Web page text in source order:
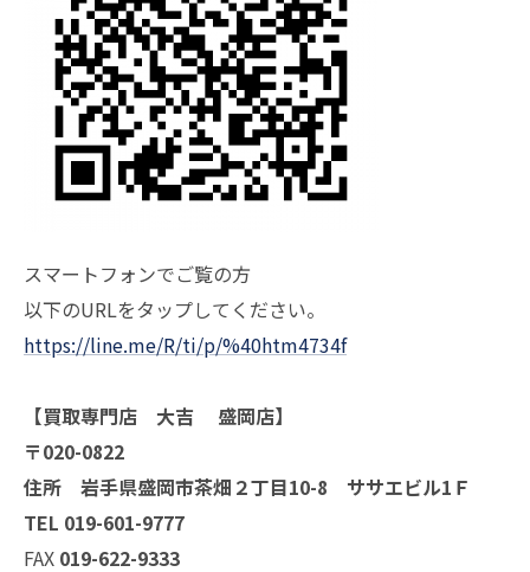
スマートフォンでご覧の方
以下のURLをタップしてください。
https://line.me/R/ti/p/%40htm4734f
【買取専門店 大吉 盛岡店】
〒020-0822
住所 岩手県盛岡市茶畑２丁目10-8 ササエビル1Ｆ
TEL 019-601-9777
FAX 019-622-9333